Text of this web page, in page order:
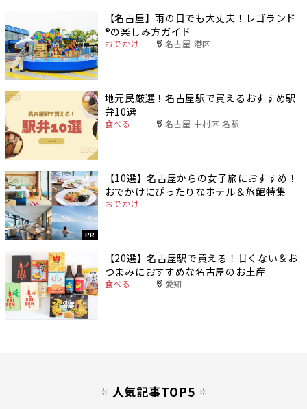
【名古屋】雨の日でも大丈夫！レゴランド
®️の楽しみ方ガイド
おでかけ 名古屋 港区
地元民厳選！名古屋駅で買えるおすすめ駅
弁10選
食べる 名古屋 中村区 名駅
PR
【10選】名古屋からの女子旅におすすめ！
おでかけにぴったりなホテル＆旅館特集
おでかけ
【20選】名古屋駅で買える！甘くない＆お
つまみにおすすめな名古屋のお土産
食べる 愛知
人気記事TOP5